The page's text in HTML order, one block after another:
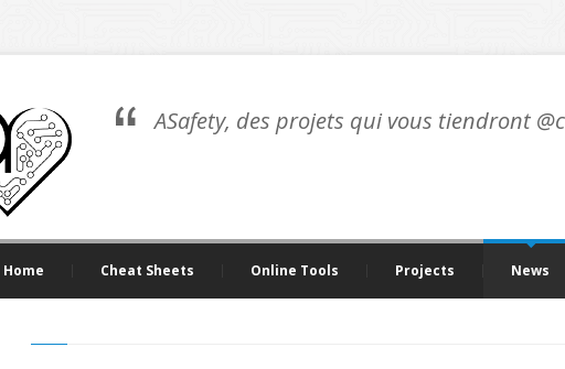
ASafety, des projets qui vous tiendront
Home Cheat Sheets Online Tools Projects News